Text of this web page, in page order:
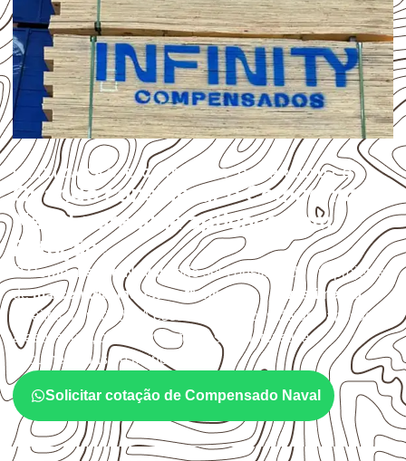
UTILIZAÇÃO E CUIDADOS DO PRODUTO
Quando considerar o Compensado
Naval para uma aplicação em
Estação?
OCompensado Navalpode ser considerado em projetos
demarcenaria, indústria, transporte e revestimento
sujeitos à umidade. A escolha deve considerar a aplicação,
a espessura, o acabamento e as características
documentadas do painel.
Solicitar cotação de Compensado Naval